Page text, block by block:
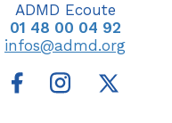
ADMD Ecoute
01 48 00 04 92
infos@admd.org